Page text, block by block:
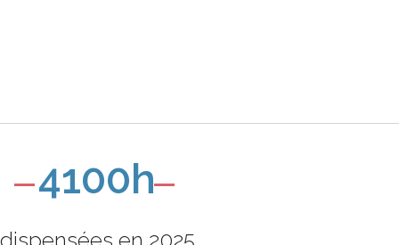
4100h
dispensées en 2025